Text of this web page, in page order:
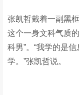
张凯哲戴着一副黑
这个一身文科气质
科男”。“我学的是
学。”张凯哲说。